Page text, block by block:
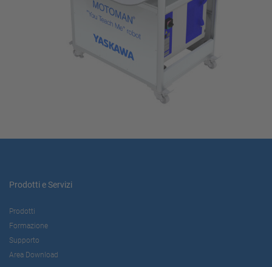
Prodotti e Servizi
Prodotti
Formazione
Supporto
Area Download